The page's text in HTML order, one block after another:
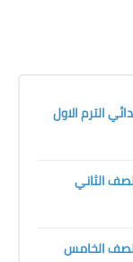
الترم الاول
الثاني
الخامس